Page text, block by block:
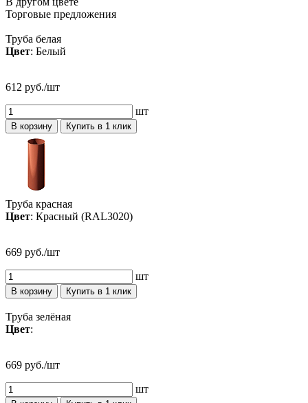
Торговые предложения
Труба белая
Цвет: Белый
612 руб./шт
шт
В корзину Купить в 1 клик
Труба красная
Цвет: Красный (RAL3020)
669 руб./шт
шт
В корзину Купить в 1 клик
Труба зелёная
Цвет:
669 руб./шт
шт